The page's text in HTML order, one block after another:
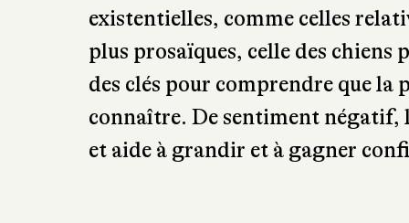
existentielles, comme celles
plus prosaïques, celle des
des clés pour comprendre que la
connaître. De sentiment négatif,
et aide à grandir et à gagner